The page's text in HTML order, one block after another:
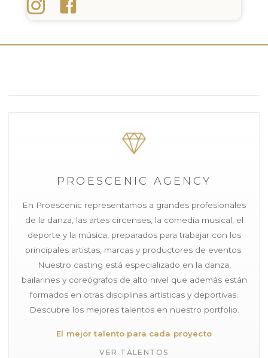
PROESCENIC AGENCY
En Proescenic representamos a grandes profesionales
de la danza, las artes circenses, la comedia musical, el
deporte y la música, preparados para trabajar con los
principales artistas, marcas y productores de eventos.
Nuestro casting está especializado en la danza,
bailarines y coreógrafos de alto nivel que además están
formados en otras disciplinas artísticas y deportivas.
Descubre los mejores talentos en nuestro portfolio.
El mejor talento para cada proyecto
VER TALENTOS